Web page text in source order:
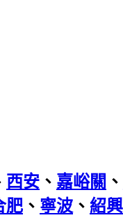
西安 、 嘉峪關 、
肥 、 寧波 、 紹興